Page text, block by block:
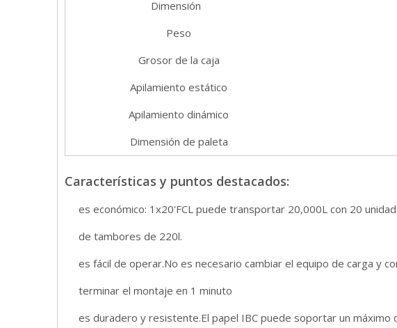
Dimensión
Peso
Grosor de la caja
Apilamiento estático
Apilamiento dinámico
Dimensión de paleta
Características y puntos destacados:
es económico: 1x20'FCL puede transportar 20,000L con 20
de tambores de 220l.
es fácil de operar.No es necesario cambiar el equipo de carga y
terminar el montaje en 1 minuto
es duradero y resistente.El papel IBC puede soportar un máximo